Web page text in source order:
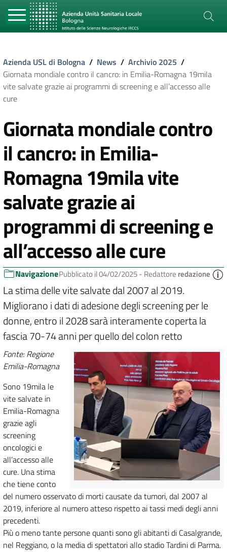
Azienda USL di Bologna / News / Archivio 2025 /
Giornata mondiale contro il cancro: in Emilia-Romagna 19mila
vite salvate grazie ai programmi di screening e all’accesso alle
cure
Giornata mondiale contro
il cancro: in Emilia-
Romagna 19mila vite
salvate grazie ai
programmi di screening e
all’accesso alle cure
NavigazionePubblicato il 04/02/2025 - Redattore redazione
La stima delle vite salvate dal 2007 al 2019.
Migliorano i dati di adesione degli screening per le
donne, entro il 2028 sarà interamente coperta la
fascia 70-74 anni per quello del colon retto
Fonte: Regione
Emilia-Romagna
Sono 19mila le
vite salvate in
Emilia-Romagna
grazie agli
screening
oncologici e
all’accesso alle
cure. Una stima
che tiene conto
del numero osservato di morti causate da tumori, dal 2007 al
2019, inferiore al numero atteso rispetto ai tassi medi degli anni
precedenti.
Più o meno tante persone quanti sono gli abitanti di Casalgrande,
nel Reggiano, o la media di spettatori allo stadio Tardini di Parma.